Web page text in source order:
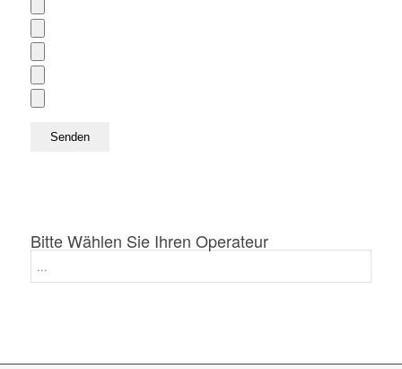
Bitte Wählen Sie Ihren Operateur